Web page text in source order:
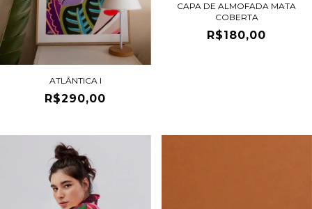
ATLÂNTICA I
R$290,00
CAPA DE ALMOFADA MATA
COBERTA
R$180,00